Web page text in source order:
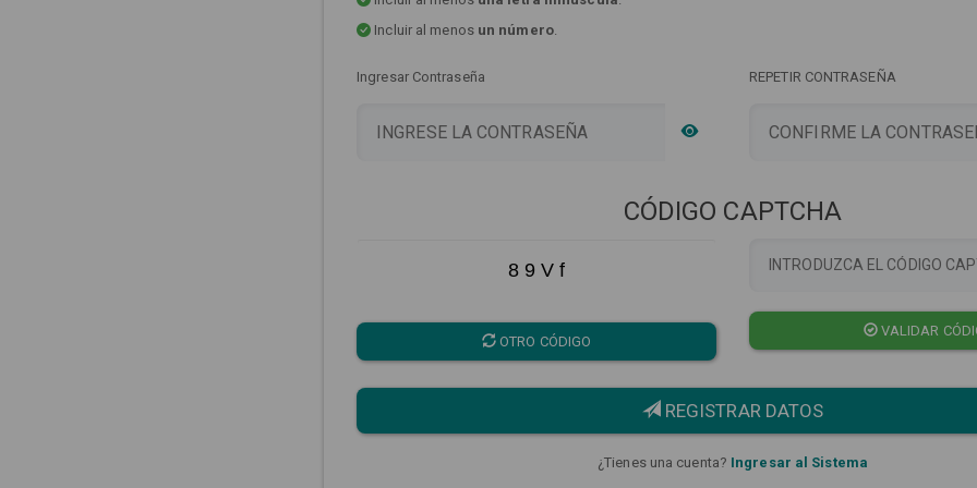
Incluir al menos un número.
Ingresar Contraseña REPETIR CONTRASEÑA
CÓDIGO CAPTCHA
8 9 V f
OTRO CÓDIGO
VALIDAR
REGISTRAR DATOS
¿Tienes una cuenta? Ingresar al Sistema